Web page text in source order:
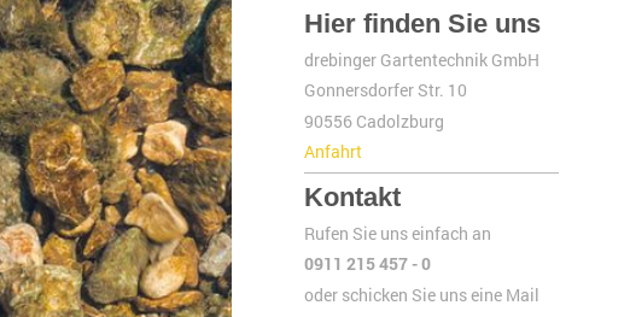
Hier finden Sie uns
drebinger Gartentechnik GmbH
Gonnersdorfer Str. 10
90556 Cadolzburg
Anfahrt
Kontakt
Rufen Sie uns einfach an
0911 215 457 - 0
oder schicken Sie uns eine Mail